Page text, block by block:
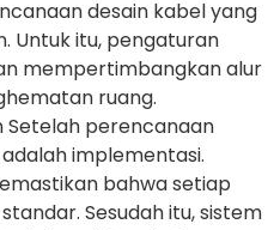
desain kabel yang
Untuk itu, pengaturan
mempertimbangkan alur
ruang.
Setelah perencanaan
implementasi.
bahwa setiap
Sesudah itu, sistem